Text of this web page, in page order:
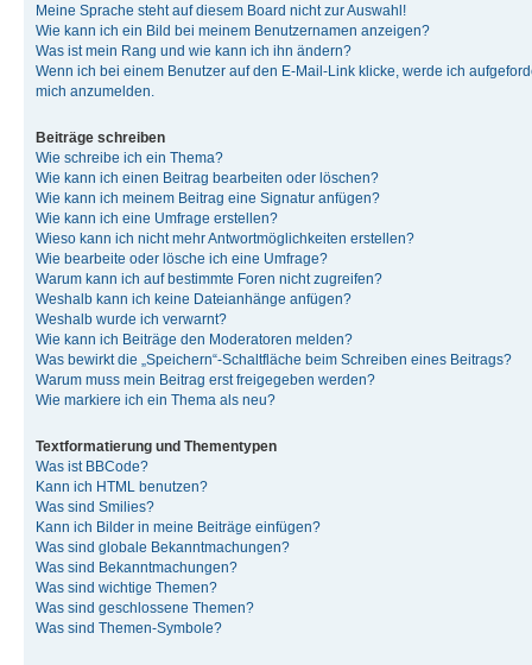
Meine Sprache steht auf diesem Board nicht zur Auswahl!
Wie kann ich ein Bild bei meinem Benutzernamen anzeigen?
Was ist mein Rang und wie kann ich ihn ändern?
Wenn ich bei einem Benutzer auf den E-Mail-Link klicke, werde ich
mich anzumelden.
Beiträge schreiben
Wie schreibe ich ein Thema?
Wie kann ich einen Beitrag bearbeiten oder löschen?
Wie kann ich meinem Beitrag eine Signatur anfügen?
Wie kann ich eine Umfrage erstellen?
Wieso kann ich nicht mehr Antwortmöglichkeiten erstellen?
Wie bearbeite oder lösche ich eine Umfrage?
Warum kann ich auf bestimmte Foren nicht zugreifen?
Weshalb kann ich keine Dateianhänge anfügen?
Weshalb wurde ich verwarnt?
Wie kann ich Beiträge den Moderatoren melden?
Was bewirkt die „Speichern“-Schaltfläche beim Schreiben eines Beitrags?
Warum muss mein Beitrag erst freigegeben werden?
Wie markiere ich ein Thema als neu?
Textformatierung und Thementypen
Was ist BBCode?
Kann ich HTML benutzen?
Was sind Smilies?
Kann ich Bilder in meine Beiträge einfügen?
Was sind globale Bekanntmachungen?
Was sind Bekanntmachungen?
Was sind wichtige Themen?
Was sind geschlossene Themen?
Was sind Themen-Symbole?